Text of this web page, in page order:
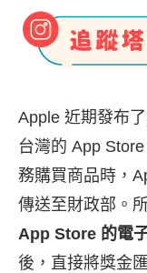
Apple 近期發布
台灣的 App
務購買商品時，
傳送至財政部。
App Store 的電
後，直接將獎金